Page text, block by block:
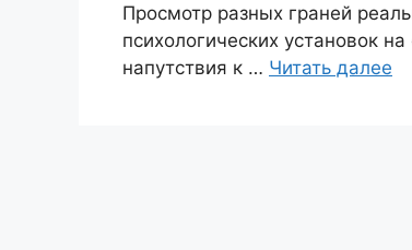
Просмотр разных граней
психологических установок
напутствия к … Читать далее